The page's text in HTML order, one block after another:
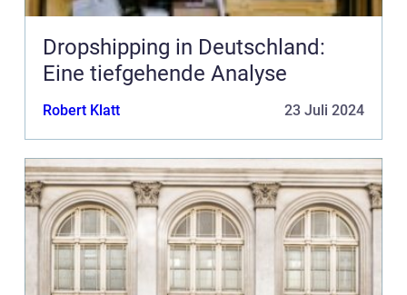
Dropshipping in Deutschland:
Eine tiefgehende Analyse
Robert Klatt 23 Juli 2024